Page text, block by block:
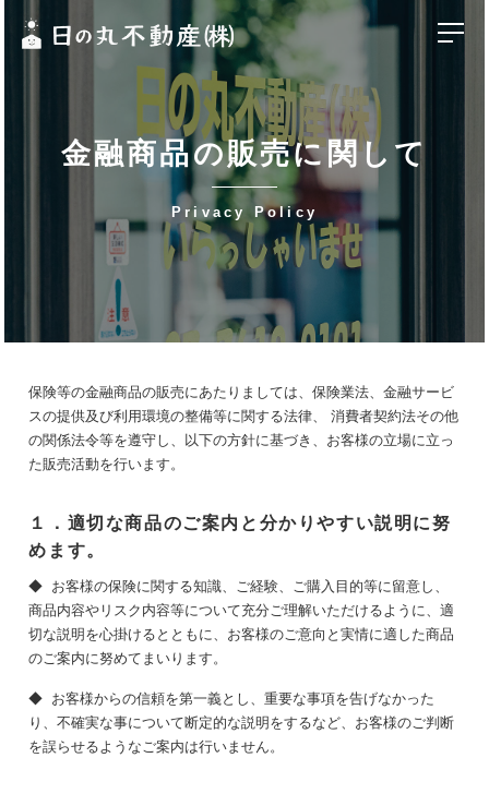
金融商品の販売に関して
-
Privacy Policy
保険等の金融商品の販売にあたりましては、保険業法、金融サービ
スの提供及び利用環境の整備等に関する法律、 消費者契約法その他
の関係法令等を遵守し、以下の方針に基づき、お客様の立場に立っ
た販売活動を行います。
１．適切な商品のご案内と分かりやすい説明に努
めます。
◆ お客様の保険に関する知識、ご経験、ご購入目的等に留意し、
商品内容やリスク内容等について充分ご理解いただけるように、適
切な説明を心掛けるとともに、お客様のご意向と実情に適した商品
のご案内に努めてまいります。
◆ お客様からの信頼を第一義とし、重要な事項を告げなかった
り、不確実な事について断定的な説明をするなど、お客様のご判断
を誤らせるようなご案内は行いません。